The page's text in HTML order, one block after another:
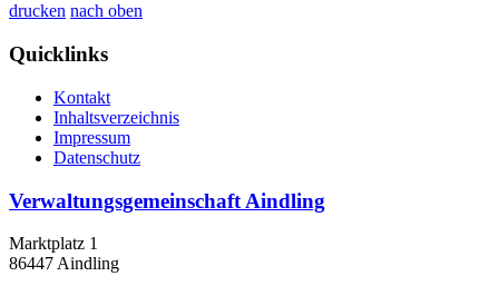
drucken nach oben
Quicklinks
Kontakt
Inhaltsverzeichnis
Impressum
Datenschutz
Verwaltungsgemeinschaft Aindling
Marktplatz 1
86447 Aindling